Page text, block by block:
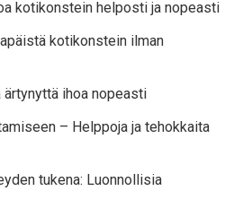
kotikonstein helposti ja nopeasti
kotikonstein ilman
ihoa nopeasti
– Helppoja ja tehokkaita
tukena: Luonnollisia